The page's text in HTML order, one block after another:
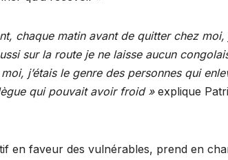
chaque matin avant de quitter chez
sur la route je ne laisse aucun
j’étais le genre des personnes qui
qui pouvait avoir froid »explique
en faveur des vulnérables, prend en